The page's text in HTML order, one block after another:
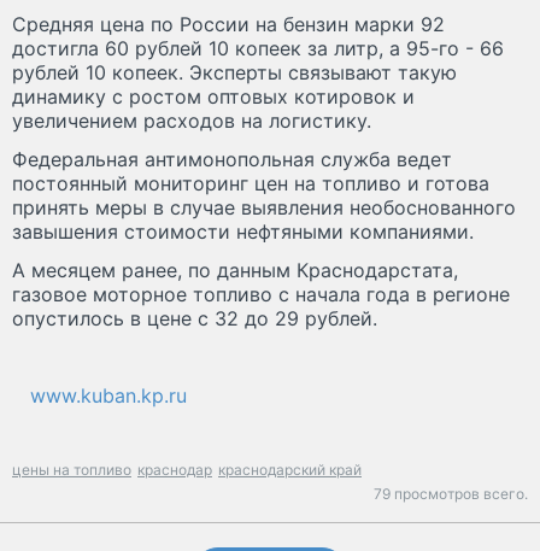
Средняя цена по России на бензин марки 92
достигла 60 рублей 10 копеек за литр, а 95-го - 66
рублей 10 копеек. Эксперты связывают такую
динамику с ростом оптовых котировок и
увеличением расходов на логистику.
Федеральная антимонопольная служба ведет
постоянный мониторинг цен на топливо и готова
принять меры в случае выявления необоснованного
завышения стоимости нефтяными компаниями.
А месяцем ранее, по данным Краснодарстата,
газовое моторное топливо с начала года в регионе
опустилось в цене с 32 до 29 рублей.
www.kuban.kp.ru
цены на топливо краснодар краснодарский край
79 просмотров всего.